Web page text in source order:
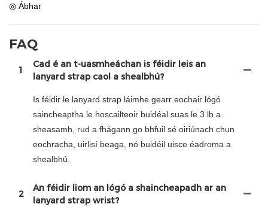
◎ Ábhar
FAQ
1
Cad é an t-uasmheáchan is féidir leis an
lanyard strap caol a shealbhú?
Is féidir le lanyard strap láimhe gearr eochair lógó
saincheaptha le hoscailteoir buidéal suas le 3 lb a
sheasamh, rud a fhágann go bhfuil sé oiriúnach chun
eochracha, uirlisí beaga, nó buidéil uisce éadroma a
shealbhú.
2
An féidir liom an lógó a shaincheapadh ar an
lanyard strap wrist?